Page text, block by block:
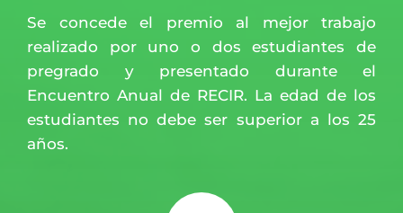
Se concede el premio al mejor trabajo
realizado por uno o dos estudiantes de
pregrado y presentado durante el
Encuentro Anual de RECIR. La edad de los
estudiantes no debe ser superior a los 25
años.